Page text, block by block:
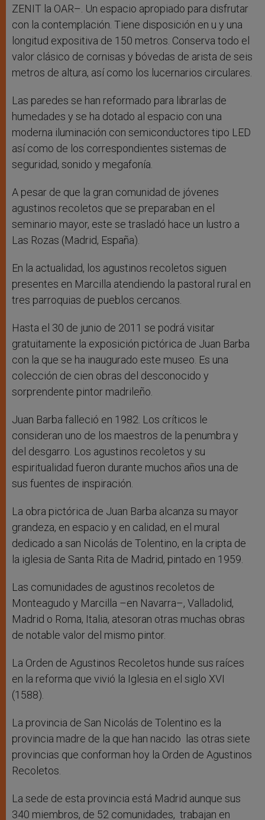
ZENIT la OAR–. Un espacio apropiado para disfrutar
con la contemplación. Tiene disposición en u y una
longitud expositiva de 150 metros. Conserva todo el
valor clásico de cornisas y bóvedas de arista de seis
metros de altura, así como los lucernarios circulares.
Las paredes se han reformado para librarlas de
humedades y se ha dotado al espacio con una
moderna iluminación con semiconductores tipo LED
así como de los correspondientes sistemas de
seguridad, sonido y megafonía.
A pesar de que la gran comunidad de jóvenes
agustinos recoletos que se preparaban en el
seminario mayor, este se trasladó hace un lustro a
Las Rozas (Madrid, España).
En la actualidad, los agustinos recoletos siguen
presentes en Marcilla atendiendo la pastoral rural en
tres parroquias de pueblos cercanos.
Hasta el 30 de junio de 2011 se podrá visitar
gratuitamente la exposición pictórica de Juan Barba
con la que se ha inaugurado este museo. Es una
colección de cien obras del desconocido y
sorprendente pintor madrileño.
Juan Barba falleció en 1982. Los críticos le
consideran uno de los maestros de la penumbra y
del desgarro. Los agustinos recoletos y su
espiritualidad fueron durante muchos años una de
sus fuentes de inspiración.
La obra pictórica de Juan Barba alcanza su mayor
grandeza, en espacio y en calidad, en el mural
dedicado a san Nicolás de Tolentino, en la cripta de
la iglesia de Santa Rita de Madrid, pintado en 1959.
Las comunidades de agustinos recoletos de
Monteagudo y Marcilla –en Navarra–, Valladolid,
Madrid o Roma, Italia, atesoran otras muchas obras
de notable valor del mismo pintor.
La Orden de Agustinos Recoletos hunde sus raíces
en la reforma que vivió la Iglesia en el siglo XVI
(1588).
La provincia de San Nicolás de Tolentino es la
provincia madre de la que han nacido las otras siete
provincias que conforman hoy la Orden de Agustinos
Recoletos.
La sede de esta provincia está Madrid aunque sus
340 miembros, de 52 comunidades, trabajan en